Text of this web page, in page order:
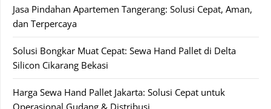
Jasa Pindahan Apartemen Tangerang: Solusi Cepat, Aman,
dan Terpercaya
Solusi Bongkar Muat Cepat: Sewa Hand Pallet di Delta
Silicon Cikarang Bekasi
Harga Sewa Hand Pallet Jakarta: Solusi Cepat untuk
Operasional Gudang & Distribusi